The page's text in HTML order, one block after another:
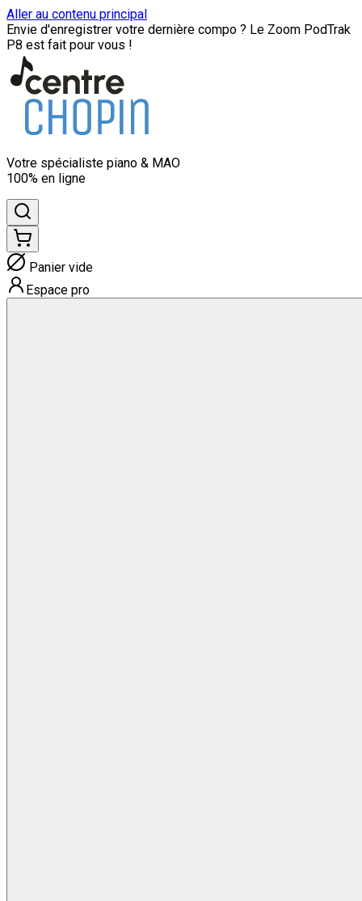
Aller au contenu principal
Envie d'enregistrer votre dernière compo ? Le Zoom PodTrak
P8 est fait pour vous !
Votre spécialiste piano & MAO
100% en ligne
Panier vide
Espace pro